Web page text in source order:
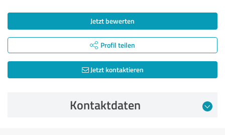
Jetzt bewerten
Profil teilen
Jetzt kontaktieren
Kontaktdaten